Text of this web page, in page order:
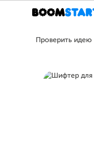
Проверить идею